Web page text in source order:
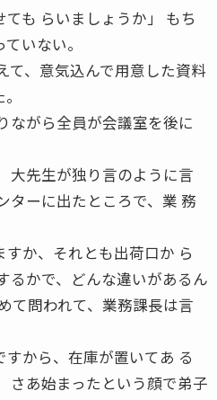
も らいましょうか」 もち
いない。
て、意気込んで用意した資料
ながら全員が会議室を後に
大先生が独り言のように言
ターに出たところで、業 務
すか、それとも出荷口か ら
るかで、どんな違いがあるん
て問われて、業務課長は言
すから、在庫が置いてあ る
さあ始まったという顔で弟子